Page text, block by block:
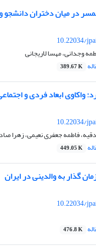
در میان دختران دانشجو
10.22034/
وجدانی، مهسا لاریجانی
389.67 K
ابعاد فردی و
10.22034/
فاطمه جعفری نعیمی، زهرا
449.05 K
گذار به والدینی در ایران
10.22034/
476.8 K